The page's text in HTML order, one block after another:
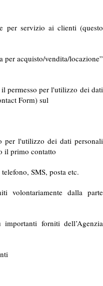
servizio ai clienti (questo
acquisto/vendita/locazione”
permesso per l'utilizzo dei dati
Form) sul
l'utilizzo dei dati personali
il primo contatto
SMS, posta etc.
dalla parte
forniti dell’Agenzia